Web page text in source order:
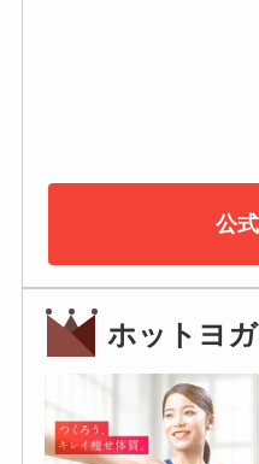
公
ホットヨ